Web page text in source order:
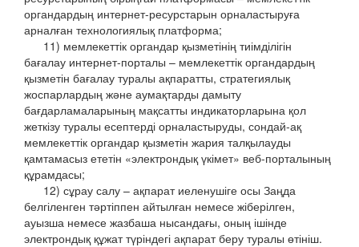
органдардың интернет-ресурстарын орналастыруға
арналған технологиялық платформа;
11) мемлекеттік органдар қызметінің тиімділігін
бағалау интернет-порталы – мемлекеттік органдардың
қызметін бағалау туралы ақпаратты, стратегиялық
жоспарлардың және аумақтарды дамыту
бағдарламаларының мақсатты индикаторларына қол
жеткізу туралы есептерді орналастыруды, сондай-ақ
мемлекеттік органдар қызметін жария талқылауды
қамтамасыз ететін «электрондық үкімет» веб-порталының
құрамдасы;
12) сұрау салу – ақпарат иеленушіге осы Заңда
белгіленген тәртіппен айтылған немесе жіберілген,
ауызша немесе жазбаша нысандағы, оның ішінде
электрондық құжат түріндегі ақпарат беру туралы өтініш.